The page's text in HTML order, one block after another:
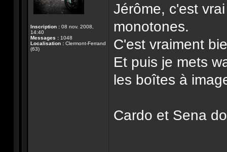
Inscription : 08 nov. 2008,
14:40
Messages : 1048
Localisation : Clermont-Ferrand
(63)
Jérôme, c'est
monotones.
C'est vraiment
Et puis je mets
les boîtes à
Cardo et Sena